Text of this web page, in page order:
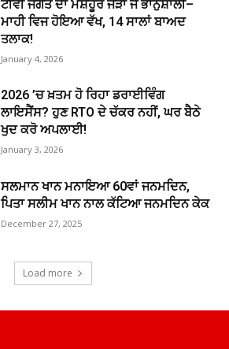
ਟੀਵੀ ਜਗਤ ਦਾ ਮਸ਼ਹੂਰ ਜੋੜਾ ਜੈ ਭਾਨੁਸ਼ਾਲੀ–
ਮਾਹੀ ਵਿਜ ਹੋਇਆ ਵੱਖ, 14 ਸਾਲਾਂ ਬਾਅਦ
ਤਲਾਕ!
January 4, 2026
2026 ’ਚ ਖ਼ਤਮ ਹੋ ਰਿਹਾ ਡਰਾਈਵਿੰਗ
ਲਾਇਸੈਂਸ? ਹੁਣ RTO ਦੇ ਚੱਕਰ ਨਹੀਂ, ਘਰ ਬੈਠੇ
ਖੁਦ ਕਰੋ ਅਪਲਾਈ!
January 3, 2026
ਸਲਮਾਨ ਖਾਨ ਮਨਾਇਆ 60ਵਾਂ ਜਨਮਦਿਨ,
ਪਿਤਾ ਸਲੀਮ ਖਾਨ ਨਾਲ ਕੱਟਿਆ ਜਨਮਦਿਨ ਕੇਕ
December 27, 2025
Load more